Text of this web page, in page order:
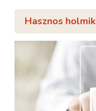
Hasznos holmik